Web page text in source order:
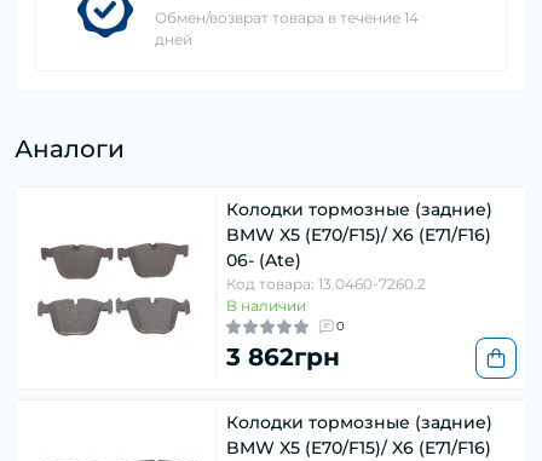
Обмен/возврат товара в течение 14
дней
Аналоги
Колодки тормозные (задние)
BMW X5 (E70/F15)/ X6 (E71/F16)
06- (Ate)
Код товара: 13.0460-7260.2
В наличии
0
3 862грн
Колодки тормозные (задние)
BMW X5 (E70/F15)/ X6 (E71/F16)